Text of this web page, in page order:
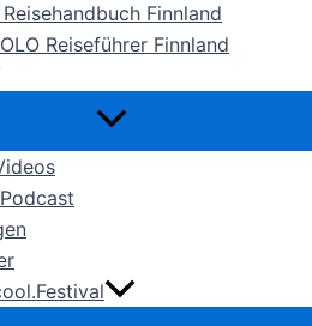
Finnland
Reiseführer Finnland